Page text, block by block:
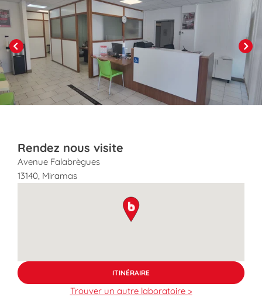
Previous
Next
Rendez nous visite
Avenue Falabrègues
13140, Miramas
map pin
ITINÉRAIRE
Trouver un autre laboratoire >